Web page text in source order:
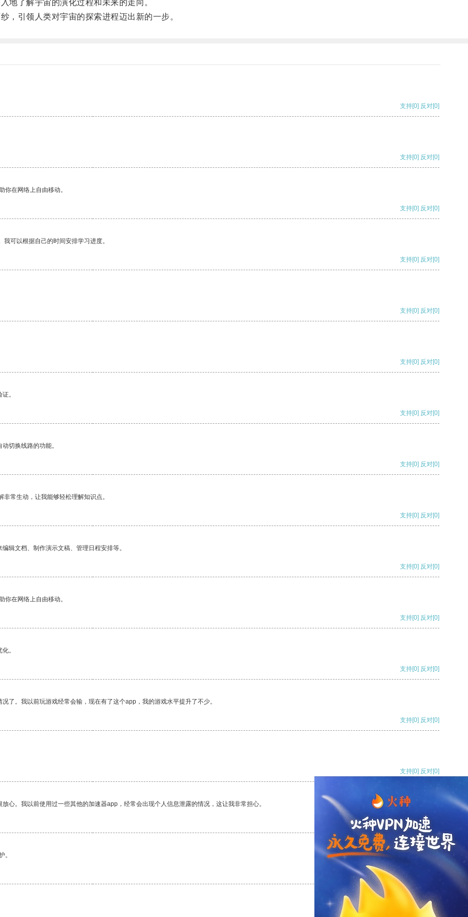
了解宇宙的演化过程和未来的走向。
引领人类对宇宙的探索进程迈出新的一步。
支持[0] 反对[0]
支持[0] 反对[0]
在网络上自由移动。
支持[0] 反对[0]
可以根据自己的时间安排学习进度。
支持[0] 反对[0]
支持[0] 反对[0]
支持[0] 反对[0]
。
支持[0] 反对[0]
切换线路的功能。
支持[0] 反对[0]
常生动，让我能够轻松理解知识点。
支持[0] 反对[0]
辑文档、制作演示文稿、管理日程安排等。
支持[0] 反对[0]
在网络上自由移动。
支持[0] 反对[0]
。
支持[0] 反对[0]
了。我以前玩游戏经常会输，现在有了这个app，我的游戏水平提升了不少。
支持[0] 反对[0]
支持[0] 反对[0]
心。我以前使用过一些其他的加速器app，经常会出现个人信息泄露的情况，这让我非常担心。
支持[0] 反对
。
支持